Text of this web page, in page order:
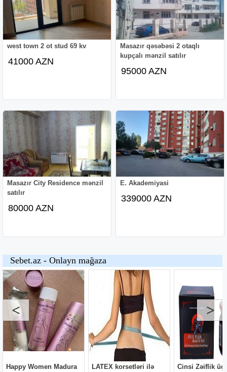
west town 2 ot stud 69 kv
41000 AZN
Masazır qəsəbəsi 2 otaqlı
kupçalı mənzil satılır
95000 AZN
Masazır City Residence mənzil
satılır
80000 AZN
E. Akademiyasi
339000 AZN